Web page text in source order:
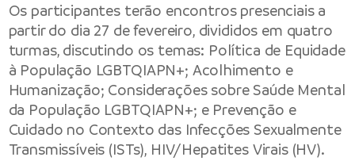
Os participantes terão encontros presenciais a
partir do dia 27 de fevereiro, divididos em quatro
turmas, discutindo os temas: Política de Equidade
à População LGBTQIAPN+; Acolhimento e
Humanização; Considerações sobre Saúde Mental
da População LGBTQIAPN+; e Prevenção e
Cuidado no Contexto das Infecções Sexualmente
Transmissíveis (ISTs), HIV/Hepatites Virais (HV).